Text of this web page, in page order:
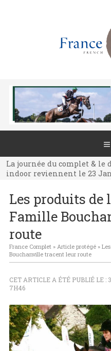
La journée du complet & le
indoor reviennent le 23
La journée du complet & le
indoor reviennent le 23
indoor reviennent le 23
Les produits de
Famille
route
France Complet» Article protégé»
Bouchanville tracent leur route
CET ARTICLE A ÉTÉ PUBLIÉ LE :
7H46